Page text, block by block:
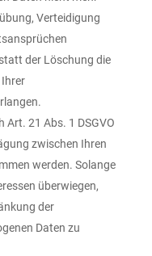
Verteidigung
der Löschung die
Art. 21 Abs. 1 DSGVO
zwischen Ihren
werden. Solange
überwiegen,
der
Daten zu